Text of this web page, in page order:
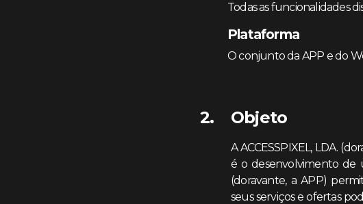
Todas as funcionalidades
Plataforma
O conjunto da APP e do
Objeto
A ACCESSPIXEL, LDA.
é o desenvolvimento de
(doravante, a APP)
seus serviços e ofertas